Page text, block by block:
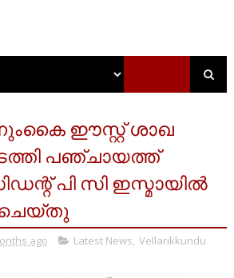
കുന്നുംകൈ ഈസ്റ്റ് ശാഖ
പഞ്ചായത്ത്
പി സി ഇസ്മായിൽ
ago Latest News, Vellarikkundu